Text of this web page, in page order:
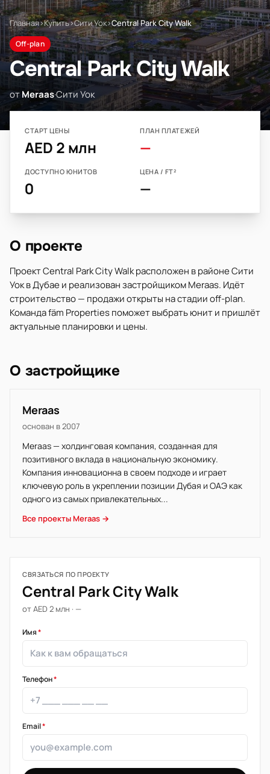
Главная›Купить›Сити Уок›Central Park City Walk
Off-plan
Central Park City Walk
отMeraas·Сити Уок
СТАРТ ЦЕНЫ
AED 2 млн
ПЛАН ПЛАТЕЖЕЙ
—
ДОСТУПНО ЮНИТОВ
0
ЦЕНА / FT²
—
О проекте
Проект Central Park City Walk расположен в районе Сити
Уок в Дубае и реализован застройщиком Meraas. Идёт
строительство — продажи открыты на стадии off-plan.
Команда fäm Properties поможет выбрать юнит и пришлёт
актуальные планировки и цены.
О застройщике
Meraas
основан в 2007
Meraas — холдинговая компания, созданная для
позитивного вклада в национальную экономику.
Компания инновационна в своем подходе и играет
ключевую роль в укреплении позиции Дубая и ОАЭ как
одного из самых привлекательных...
Все проекты Meraas →
СВЯЗАТЬСЯ ПО ПРОЕКТУ
Central Park City Walk
от AED 2 млн · —
Имя*
Телефон*
Email*